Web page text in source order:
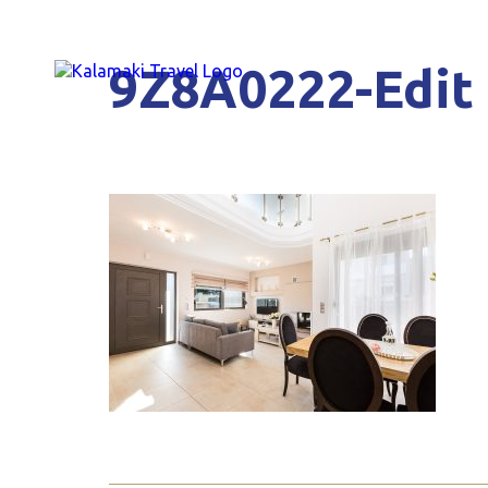
9Z8A0222-Edit